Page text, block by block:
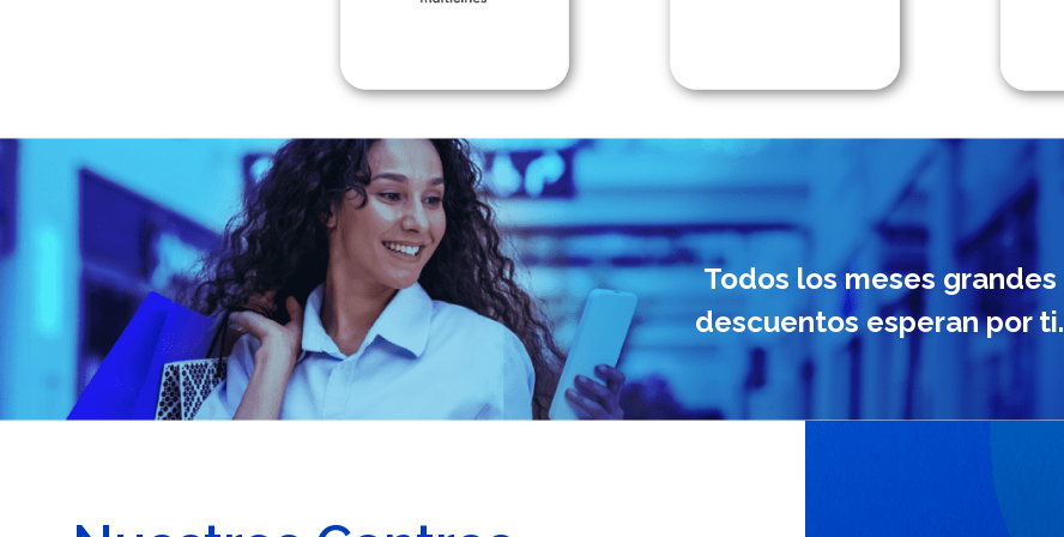
Todos los meses grandes
descuentos esperan por ti.